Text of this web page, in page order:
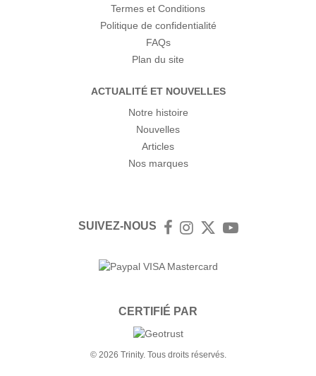
Termes et Conditions
Politique de confidentialité
FAQs
Plan du site
ACTUALITÉ ET NOUVELLES
Notre histoire
Nouvelles
Articles
Nos marques
SUIVEZ-NOUS FacebookInstagram
TwitterYouTube
CERTIFIÉ PAR
© 2026 Trinity. Tous droits réservés.